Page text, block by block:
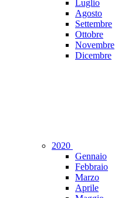
Luglio
Agosto
Settembre
Ottobre
Novembre
Dicembre
2020
Gennaio
Febbraio
Marzo
Aprile